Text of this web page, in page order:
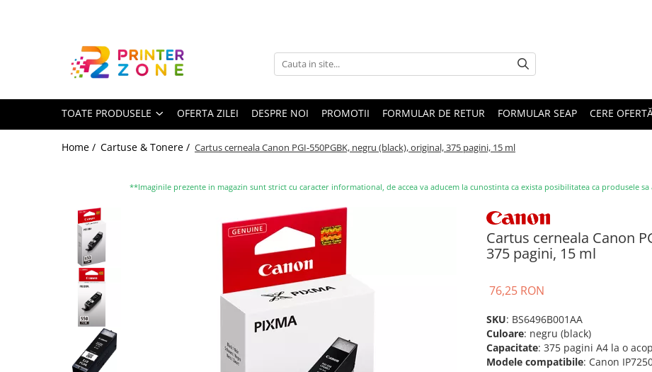
Toate Produsele
Imprimante cu jet
Imprimante termice
Imprimante matriciale
Accesorii imprimante
Accesorii multifunctionale
Consumabile imprimanta
TOATE PRODUSELE OFERTA ZILEI DESPRE NOI PROMOTII FORMULAR DE RETUR FORMULAR SEAP CERE
Home / Cartuse & Tonere / Cartus cerneala Canon PGI-550PGBK, negru (black), original, 375 pagini, 15 ml
**Imaginile prezente in magazin sunt strict cu caracter informational, de accea va aducem la cunostinta ca exista posibilitatea ca produsele
Cartus cerneala Canon
375 pagini, 15 ml
76,25 RON
SKU: BS6496B001AA
Culoare: negru (black)
Capacitate: 375 pagini A4 la o
Modele compatibile: Canon